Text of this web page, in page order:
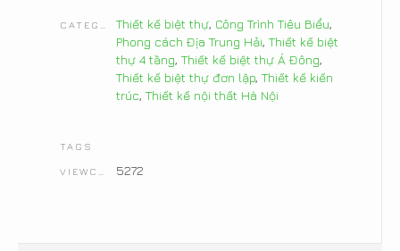
Thiết kế biệt thự, Công Trình Tiêu Biểu,
Phong cách Địa Trung Hải, Thiết kế biệt
thự 4 tầng, Thiết kế biệt thự Á Đông,
Thiết kế biệt thự đơn lập, Thiết kế kiến
trúc, Thiết kế nội thất Hà Nội
TAGS
5272